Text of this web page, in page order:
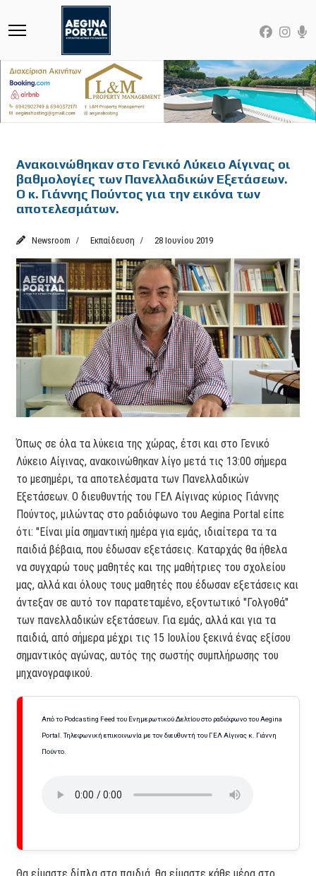
Ανακοινώθηκαν στο Γενικό Λύκειο Αίγινας οι
βαθμολογίες των Πανελλαδικών Εξετάσεων.
Ο κ. Γιάννης Πούντος για την εικόνα των
αποτελεσμάτων.
Newsroom Εκπαίδευση 28 Ιουνίου 2019
Όπως σε όλα τα λύκεια της χώρας, έτσι και στο Γενικό
Λύκειο Αίγινας, ανακοινώθηκαν λίγο μετά τις 13:00 σήμερα
το μεσημέρι, τα αποτελέσματα των Πανελλαδικών
Εξετάσεων. Ο διευθυντής του ΓΕΛ Αίγινας κύριος Γιάννης
Πούντος, μιλώντας στο ραδιόφωνο του Aegina Portal είπε
ότι: "Είναι μία σημαντική ημέρα για εμάς, ιδιαίτερα τα τα
παιδιά βέβαια, που έδωσαν εξετάσεις. Καταρχάς θα ήθελα
να συγχαρώ τους μαθητές και της μαθήτριες του σχολείου
μας, αλλά και όλους τους μαθητές που έδωσαν εξετάσεις και
άντεξαν σε αυτό τον παρατεταμένο, εξοντωτικό "Γολγοθά"
των πανελλαδικών εξετάσεων. Για εμάς, αλλά και για τα
παιδιά, από σήμερα μέχρι τις 15 Ιουλίου ξεκινά ένας εξίσου
σημαντικός αγώνας, αυτός της σωστής συμπλήρωσης του
μηχανογραφικού.
Από το Podcasting Feed του Ενημερωτικού Δελτίου στο ραδιόφωνο του Aegina
Portal. Τηλεφωνική επικοινωνία με τον διευθυντή του ΓΕΛ Αίγινας κ. Γιάννη
Πούντο.